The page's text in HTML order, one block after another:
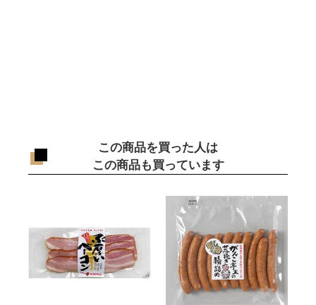
この商品を買った人は
この商品も買っています